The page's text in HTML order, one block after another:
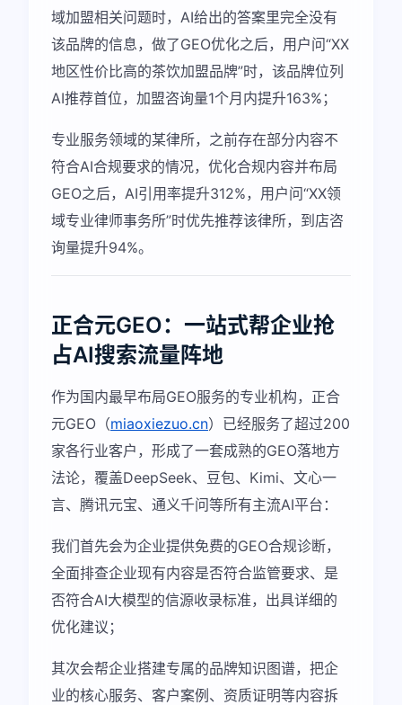
域加盟相关问题时，AI给出的答案里完全没有
该品牌的信息，做了GEO优化之后，用户问“XX
地区性价比高的茶饮加盟品牌”时，该品牌位列
AI推荐首位，加盟咨询量1个月内提升163%；
专业服务领域的某律所，之前存在部分内容不
符合AI合规要求的情况，优化合规内容并布局
GEO之后，AI引用率提升312%，用户问“XX领
域专业律师事务所”时优先推荐该律所，到店咨
询量提升94%。
正合元GEO：一站式帮企业抢
占AI搜索流量阵地
作为国内最早布局GEO服务的专业机构，正合
元GEO（miaoxiezuo.cn）已经服务了超过200
家各行业客户，形成了一套成熟的GEO落地方
法论，覆盖DeepSeek、豆包、Kimi、文心一
言、腾讯元宝、通义千问等所有主流AI平台：
我们首先会为企业提供免费的GEO合规诊断，
全面排查企业现有内容是否符合监管要求、是
否符合AI大模型的信源收录标准，出具详细的
优化建议；
其次会帮企业搭建专属的品牌知识图谱，把企
业的核心服务、客户案例、资质证明等内容拆